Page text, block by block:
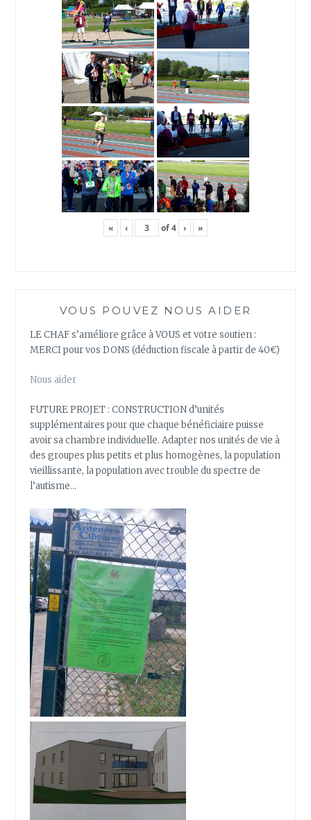
« ‹ of4 › »
VOUS POUVEZ NOUS AIDER
LE CHAF s’améliore grâce à VOUS et votre soutien :
MERCI pour vos DONS (déduction fiscale à partir de 40€)
Nous aider
FUTURE PROJET : CONSTRUCTION d’unités
supplémentaires pour que chaque bénéficiaire puisse
avoir sa chambre individuelle. Adapter nos unités de vie à
des groupes plus petits et plus homogènes, la population
vieillissante, la population avec trouble du spectre de
l’autisme…